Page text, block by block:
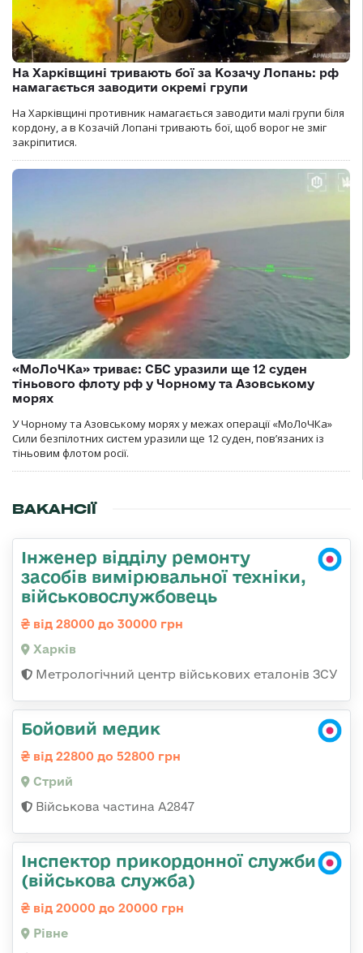
На Харківщині тривають бої за Козачу Лопань: рф
намагається заводити окремі групи
На Харківщині противник намагається заводити малі групи біля
кордону, а в Козачій Лопані тривають бої, щоб ворог не зміг
закріпитися.
«МоЛоЧКа» триває: СБС уразили ще 12 суден
тіньового флоту рф у Чорному та Азовському
морях
У Чорному та Азовському морях у межах операції «МоЛоЧКа»
Сили безпілотних систем уразили ще 12 суден, пов’язаних із
тіньовим флотом росії.
ВАКАНСІЇ
Інженер відділу ремонту
засобів вимірювальної техніки,
військовослужбовець
від 28000 до 30000 грн
Харків
Метрологічний центр військових еталонів ЗСУ
Бойовий медик
від 22800 до 52800 грн
Стрий
Військова частина А2847
Інспектор прикордонної служби
(військова служба)
від 20000 до 20000 грн
Рівне